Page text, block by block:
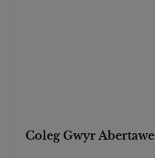
Coleg Gwyr Abertawe